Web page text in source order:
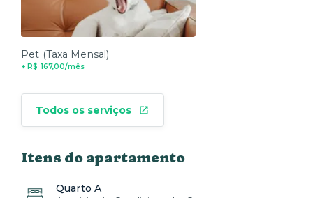
Itens não repostos durante a estadia.
Atenção:
Cuide do imóvel como se fosse seu. Em caso de
dúvidas, estamos à disposição para ajudar!
Estamos à sua disposição 24 horas por dia, prontos
para responder suas necessidades por mensagem.
Sua experiência na Xtay é nossa prioridade absoluta.
Pet (Taxa Mensal)
+ R$ 167,00/mês
Todos os serviços
Itens do apartamento
Quarto A